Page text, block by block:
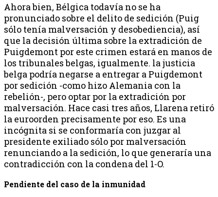
Ahora bien, Bélgica todavía no se ha
pronunciado sobre el delito de sedición (Puig
sólo tenía malversación y desobediencia), así
que la decisión última sobre la extradición de
Puigdemont por este crimen estará en manos de
los tribunales belgas, igualmente. la justicia
belga podría negarse a entregar a Puigdemont
por sedición -como hizo Alemania con la
rebelión-, pero optar por la extradición por
malversación. Hace casi tres años, Llarena retiró
la euroorden precisamente por eso. Es una
incógnita si se conformaría con juzgar al
presidente exiliado sólo por malversación
renunciando a la sedición, lo que generaría una
contradicción con la condena del 1-O.
Pendiente del caso de la inmunidad